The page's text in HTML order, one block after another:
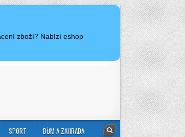
zboží? Nabízí eshop
SPORT DŮM A ZAHRADA